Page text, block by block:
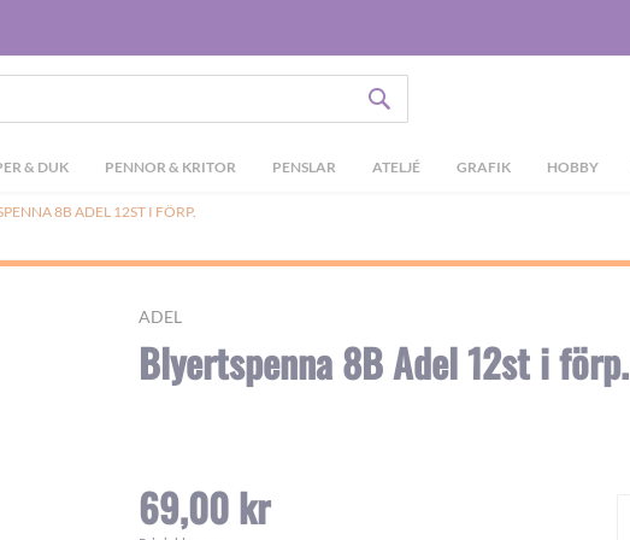
& DUK PENNOR & KRITOR PENSLAR ATELJÉ GRAFIK HOBBY
8B ADEL 12ST I FÖRP.
ADEL
Blyertspenna 8B Adel 12st i förp.
69,00 kr